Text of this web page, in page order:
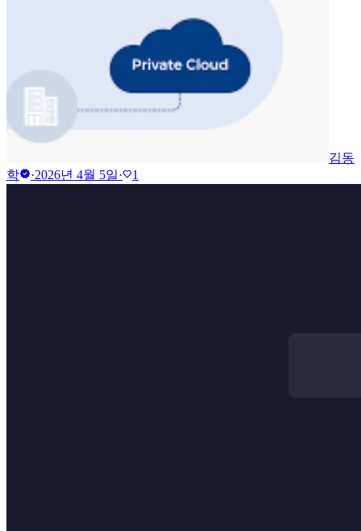
김동
학verified·2026년 4월 5일·favorite1